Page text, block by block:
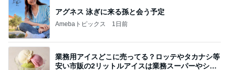
アグネス 泳ぎに来る孫と会う予定
Amebaトピックス 1日前
業務用アイスどこに売ってる？ロッテやタカナシ等
安い市販の2リットルアイスは業務スーパーやシャ